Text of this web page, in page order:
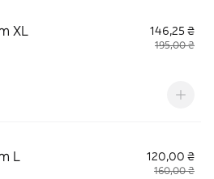
XL 146,25 ₴
195,00 ₴
L 120,00 ₴
160,00 ₴